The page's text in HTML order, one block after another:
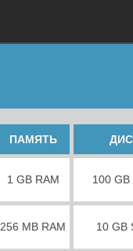
ПАМЯТЬ
1 GB RAM 100 GB
256 MB RAM 10 GB